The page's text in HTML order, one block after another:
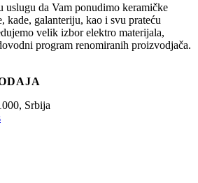
uslugu da Vam ponudimo keramičke
kade, galanteriju, kao i svu prateću
velik izbor elektro materijala,
program renomiranih proizvodjača.
Srbija